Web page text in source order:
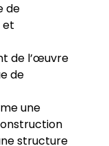
de
et
de l’œuvre
de
une
structure